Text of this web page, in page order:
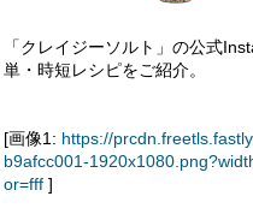
「クレイジーソルト」の公式
単・時短レシピをご紹介。
[画像1: https://
b9afcc001-
or=fff ]